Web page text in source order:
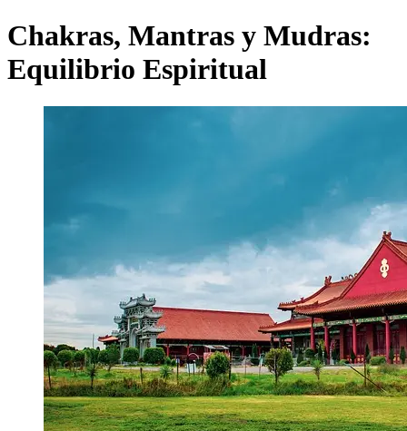
Chakras, Mantras y Mudras:
Equilibrio Espiritual